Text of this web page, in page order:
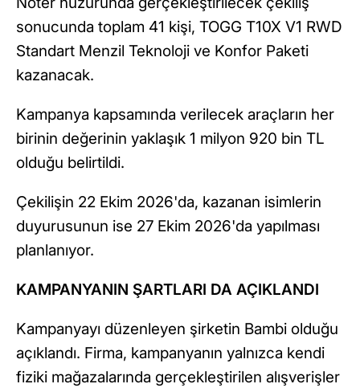
sonucunda toplam 41 kişi, TOGG T10X V1 RWD
Standart Menzil Teknoloji ve Konfor Paketi
kazanacak.
Kampanya kapsamında verilecek araçların her
birinin değerinin yaklaşık 1 milyon 920 bin TL
olduğu belirtildi.
Çekilişin 22 Ekim 2026'da, kazanan isimlerin
duyurusunun ise 27 Ekim 2026'da yapılması
planlanıyor.
KAMPANYANIN ŞARTLARI DA AÇIKLANDI
Kampanyayı düzenleyen şirketin Bambi olduğu
açıklandı. Firma, kampanyanın yalnızca kendi
fiziki mağazalarında gerçekleştirilen alışverişler